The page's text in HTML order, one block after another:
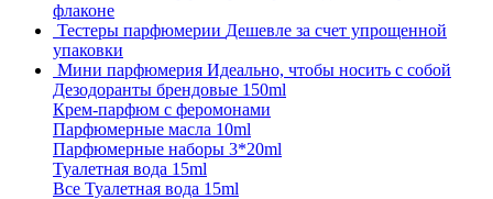
флаконе
Тестеры парфюмерии Дешевле за счет упрощенной
упаковки
Мини парфюмерия Идеально, чтобы носить с собой
Дезодоранты брендовые 150ml
Крем-парфюм с феромонами
Парфюмерные масла 10ml
Парфюмерные наборы 3*20ml
Туалетная вода 15ml
Все Туалетная вода 15ml